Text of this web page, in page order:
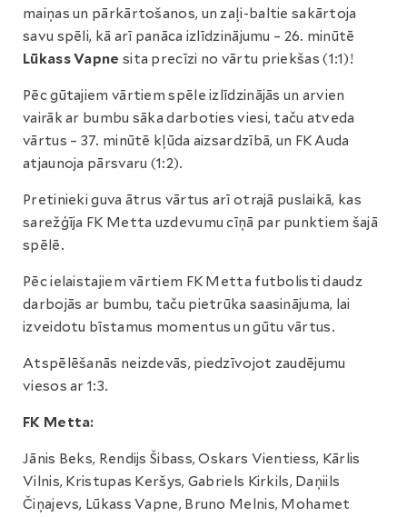
maiņas un pārkārtošanos, un zaļi-baltie sakārtoja
savu spēli, kā arī panāca izlīdzinājumu – 26. minūtē
Lūkass Vapne sita precīzi no vārtu priekšas (1:1)!
Pēc gūtajiem vārtiem spēle izlīdzinājās un arvien
vairāk ar bumbu sāka darboties viesi, taču atveda
vārtus – 37. minūtē kļūda aizsardzībā, un FK Auda
atjaunoja pārsvaru (1:2).
Pretinieki guva ātrus vārtus arī otrajā puslaikā, kas
sarežģīja FK Metta uzdevumu cīņā par punktiem šajā
spēlē.
Pēc ielaistajiem vārtiem FK Metta futbolisti daudz
darbojās ar bumbu, taču pietrūka saasinājuma, lai
izveidotu bīstamus momentus un gūtu vārtus.
Atspēlēšanās neizdevās, piedzīvojot zaudējumu
viesos ar 1:3.
FK Metta:
Jānis Beks, Rendijs Šibass, Oskars Vientiess, Kārlis
Vilnis, Kristupas Keršys, Gabriels Kirkils, Daņiils
Čiņajevs, Lūkass Vapne, Bruno Melnis, Mohamet